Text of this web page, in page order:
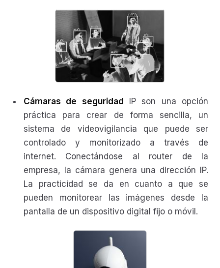
Cámaras de seguridad
IP son una opción
práctica para crear de forma sencilla, un
sistema de videovigilancia que puede ser
controlado y monitorizado a través de
internet. Conectándose al router de la
empresa, la cámara genera una dirección IP.
La practicidad se da en cuanto a que se
pueden monitorear las imágenes desde la
pantalla de un dispositivo digital fijo o móvil.